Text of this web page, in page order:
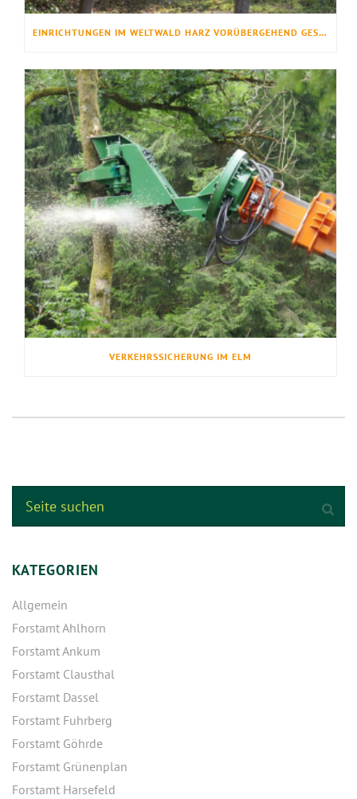
EINRICHTUNGEN IM WELTWALD HARZ VORÜBERGEHEND GESPERRT
VERKEHRSSICHERUNG IM ELM
KATEGORIEN
Allgemein
Forstamt Ahlhorn
Forstamt Ankum
Forstamt Clausthal
Forstamt Dassel
Forstamt Fuhrberg
Forstamt Göhrde
Forstamt Grünenplan
Forstamt Harsefeld